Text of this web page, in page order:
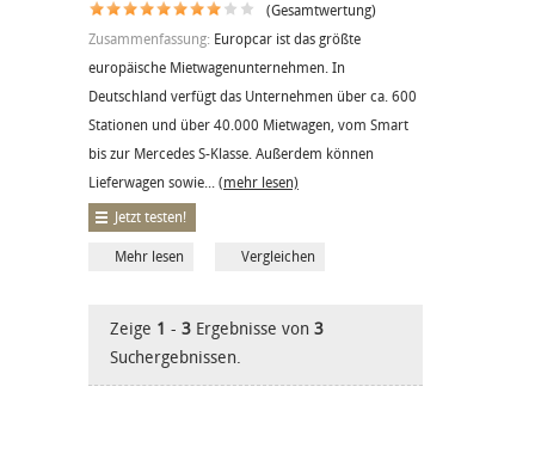
(Gesamtwertung)
Zusammenfassung: Europcar ist das größte
europäische Mietwagenunternehmen. In
Deutschland verfügt das Unternehmen über ca. 600
Stationen und über 40.000 Mietwagen, vom Smart
bis zur Mercedes S-Klasse. Außerdem können
Lieferwagen sowie... (mehr lesen)
Jetzt testen!
Mehr lesen Vergleichen
Zeige 1 - 3 Ergebnisse von 3
Suchergebnissen.